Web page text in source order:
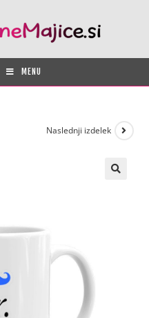
MENU
Naslednji izdelek